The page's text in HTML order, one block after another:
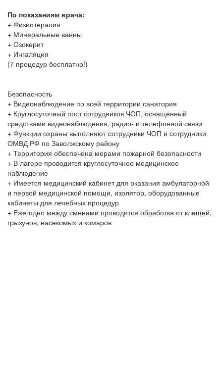
По показаниям врача:
+ Физиотерапия
+ Минеральные ванны
+ Озокерит
+ Ингаляция
(7 процедур бесплатно!)
Безопасность
+ Видеонаблюдение по всей территории санатория
+ Круглосуточный пост сотрудников ЧОП, оснащённый
средствами видеонаблюдения, радио- и телефонной связи
+ Функции охраны выполняют сотрудники ЧОП и сотрудники
ОМВД РФ по Заволжскому району
+ Территория обеспечена мерами пожарной безопасности
+ В лагере проводится круглосуточное медицинское
наблюдение
+ Имеется медицинский кабинет для оказания амбулаторной
и первой медицинской помощи, изолятор, оборудованные
кабинеты для лечебных процедур
+ Ежегодно между сменами проводится обработка от клещей,
грызунов, насекомых и комаров